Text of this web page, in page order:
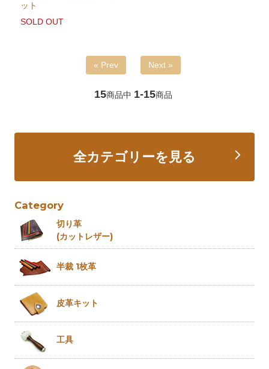
ット
SOLD OUT
« Prev Next »
15商品中 1-15商品
全カテゴリーを見る
Category
切り革
(カットレザー)
半裁 1枚革
皮革キット
工具